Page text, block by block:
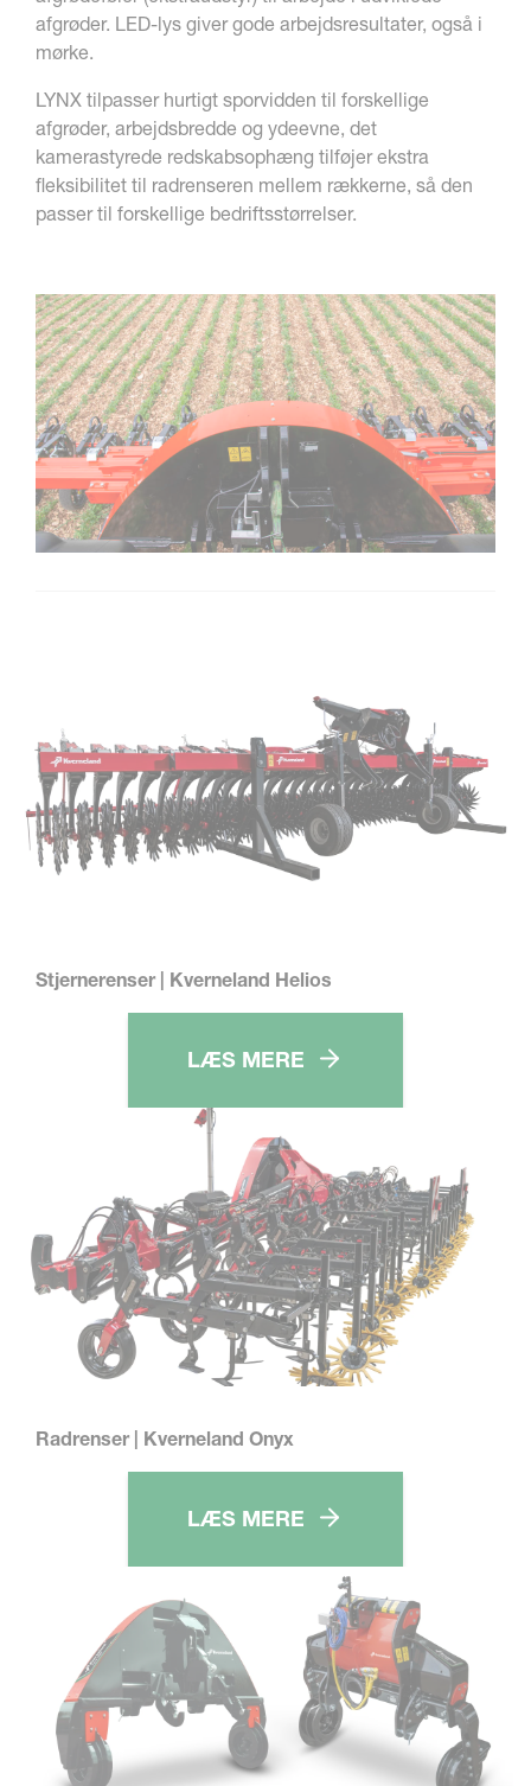
afgrøder. LED-lys giver gode arbejdsresultater, også i
mørke.
LYNX tilpasser hurtigt sporvidden til forskellige
afgrøder, arbejdsbredde og ydeevne, det
kamerastyrede redskabsophæng tilføjer ekstra
fleksibilitet til radrenseren mellem rækkerne, så den
passer til forskellige bedriftsstørrelser.
Stjernerenser | Kverneland Helios
LÆS MERE
Radrenser | Kverneland Onyx
LÆS MERE